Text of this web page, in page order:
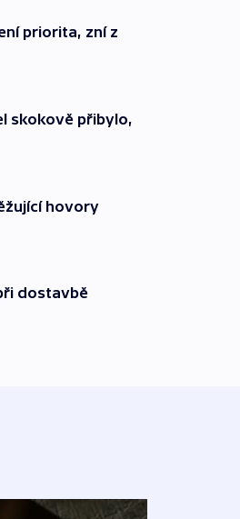
priorita, zní z
skokově přibylo,
hovory
dostavbě